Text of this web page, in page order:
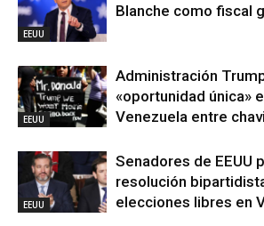
EEUU
Blanche como fiscal
EEUU
Administración
«oportunidad única»
Venezuela entre
EEUU
Senadores de EEUU
resolución
elecciones libres en